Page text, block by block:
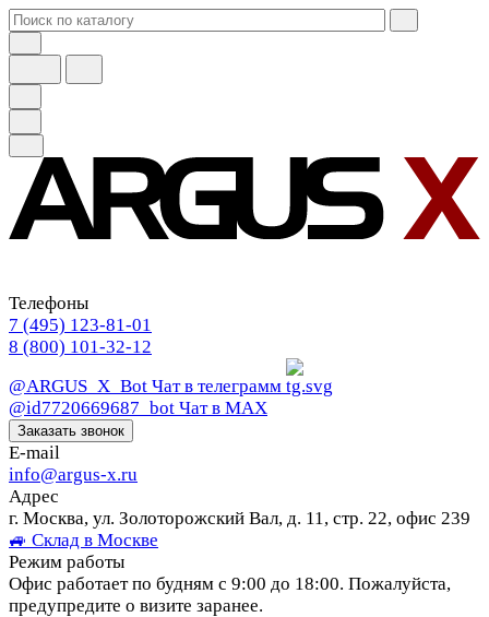
Телефоны
7 (495) 123-81-01
8 (800) 101-32-12
@ARGUS_X_Bot Чат в телеграмм
@id7720669687_bot Чат в МАХ
Заказать звонок
E-mail
info@argus-x.ru
Адрес
г. Москва, ул. Золоторожский Вал, д. 11, стр. 22, офис 239
🚙 Склад в Москве
Режим работы
Офис работает по будням с 9:00 до 18:00. Пожалуйста,
предупредите о визите заранее.